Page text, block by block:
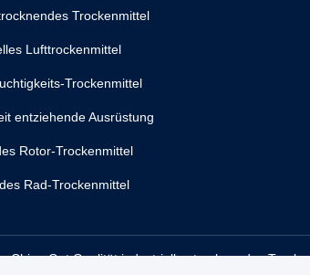
Trockenmittel
Lufttrockenmittel
Trockenmittel
entziehende Ausrüstung
Rotor-Trockenmittel
Rad-Trockenmittel
China Gut Qualität industrielles trocknendes